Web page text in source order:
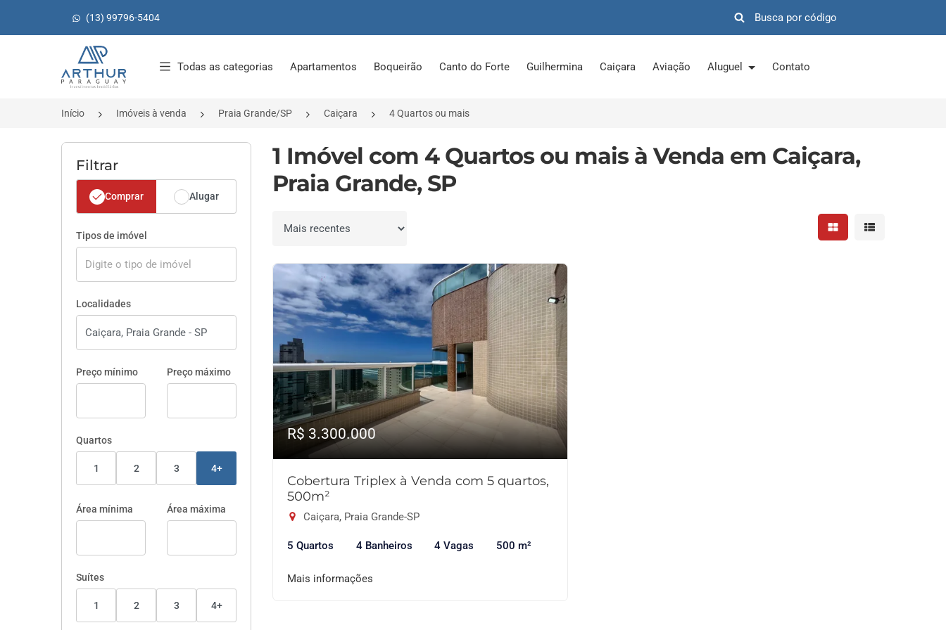
(13) 99796-5404
Página inicial
Todas as categorias Apartamentos Boqueirão Canto do Forte Guilhermina Caiçara Aviação Aluguel Contato
Início Imóveis à venda Praia Grande/SP Caiçara 4 Quartos ou mais
Filtrar
Comprar Alugar
Tipos de imóvel
Localidades
Preço mínimo Preço máximo
Quartos
1 2 3 4+
Área mínima Área máxima
Suítes
1 2 3 4+
1 Imóvel com 4 Quartos ou mais à Venda em Caiçara,
Praia Grande, SP
Ordenar por Mostrar resultados em
Mostrar
R$ 3.300.000
Cobertura Triplex à Venda com 5 quartos,
500m²
Caiçara, Praia Grande-SP
5 Quartos 4 Banheiros 4 Vagas 500 m²
Mais informações